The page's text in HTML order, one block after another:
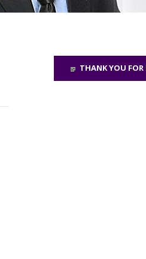
THANK YOU FOR